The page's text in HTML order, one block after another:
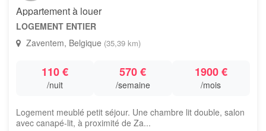
Appartement à louer
LOGEMENT ENTIER
Zaventem, Belgique (35,39 km)
110 €
/nuit
570 €
/semaine
1900 €
/mois
Logement meublé petit séjour. Une chambre lit double, salon
avec canapé-lit, à proximité de Za...